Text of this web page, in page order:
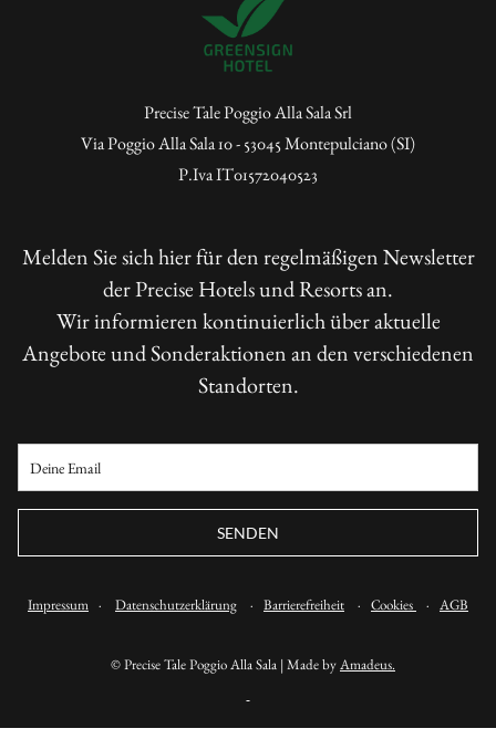
Precise Tale Poggio Alla Sala Srl
Via Poggio Alla Sala 10 - 53045 Montepulciano (SI)
P.Iva IT01572040523
Melden Sie sich hier für den regelmäßigen Newsletter
der Precise Hotels und Resorts an.
Wir informieren kontinuierlich über aktuelle
Angebote und Sonderaktionen an den verschiedenen
Standorten.
SENDEN
Impressum · Datenschutzerklärung · Barrierefreiheit · Cookies · AGB
©Precise Tale Poggio Alla Sala | Made byAmadeus.